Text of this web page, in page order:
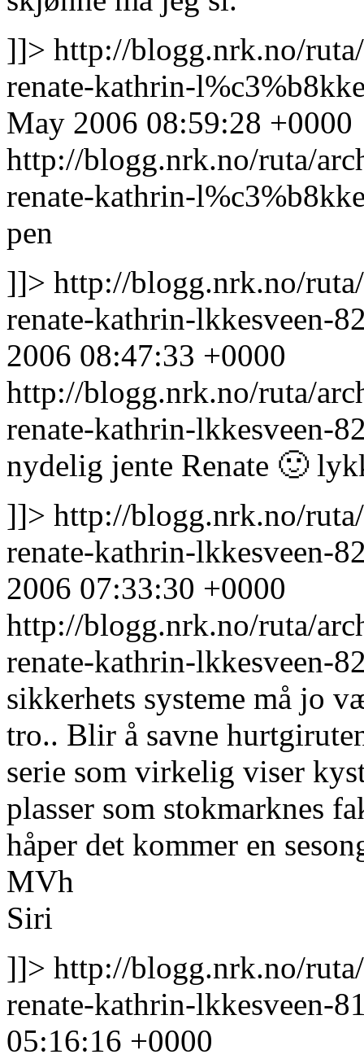
]]> http://blogg.nrk.no/
renate-kathrin-
May 2006 08:59:28 +0000
http://blogg.nrk.no/ruta/
renate-kathrin-
pen
]]> http://blogg.nrk.no/
renate-kathrin-lkkesveen-
2006 08:47:33 +0000
http://blogg.nrk.no/ruta/
renate-kathrin-lkkesveen-
nydelig jente Renate 🙂
]]> http://blogg.nrk.no/
renate-kathrin-lkkesveen-
2006 07:33:30 +0000
http://blogg.nrk.no/ruta/
renate-kathrin-lkkesveen-
sikkerhets systeme må jo
tro.. Blir å savne
serie som virkelig viser
plasser som stokmarknes
håper det kommer en
MVh
Siri
]]> http://blogg.nrk.no/
renate-kathrin-lkkesveen-
05:16:16 +0000